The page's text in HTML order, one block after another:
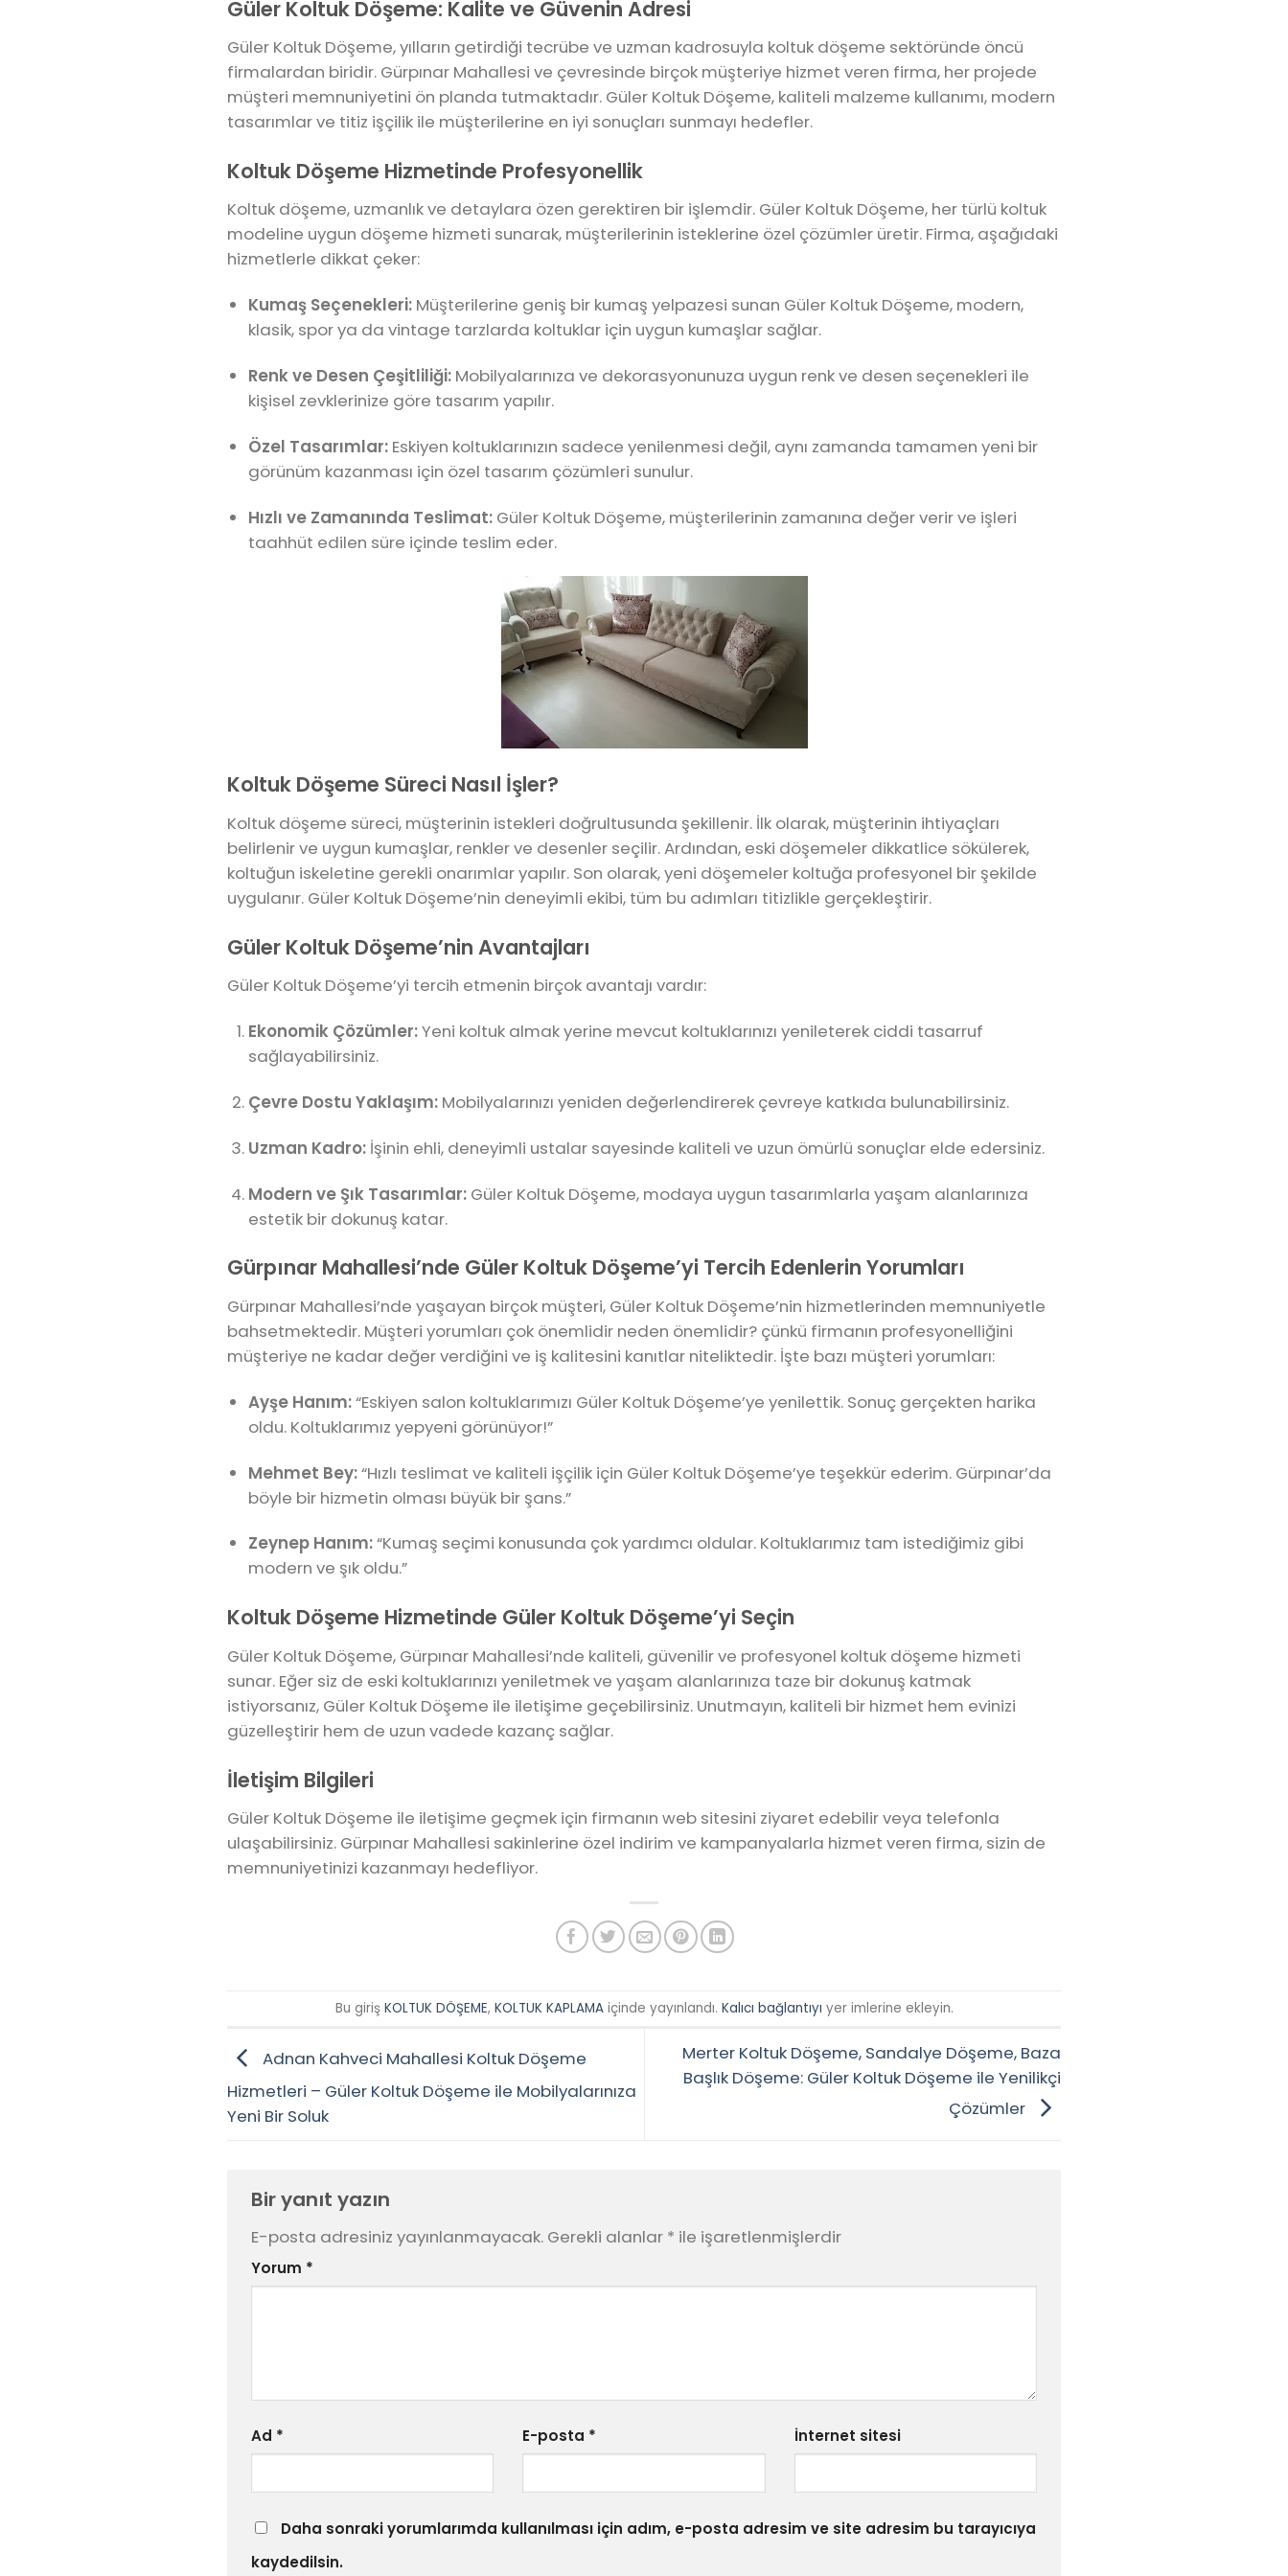
Güler Koltuk Döşeme: Kalite ve Güvenin Adresi
Güler Koltuk Döşeme, yılların getirdiği tecrübe ve uzman kadrosuyla koltuk döşeme sektöründe öncü
firmalardan biridir. Gürpınar Mahallesi ve çevresinde birçok müşteriye hizmet veren firma, her projede
müşteri memnuniyetini ön planda tutmaktadır. Güler Koltuk Döşeme, kaliteli malzeme kullanımı, modern
tasarımlar ve titiz işçilik ile müşterilerine en iyi sonuçları sunmayı hedefler.
Koltuk Döşeme Hizmetinde Profesyonellik
Koltuk döşeme, uzmanlık ve detaylara özen gerektiren bir işlemdir. Güler Koltuk Döşeme, her türlü koltuk
modeline uygun döşeme hizmeti sunarak, müşterilerinin isteklerine özel çözümler üretir. Firma, aşağıdaki
hizmetlerle dikkat çeker:
Kumaş Seçenekleri:Müşterilerine geniş bir kumaş yelpazesi sunan Güler Koltuk Döşeme, modern,
klasik, spor ya da vintage tarzlarda koltuklar için uygun kumaşlar sağlar.
Renk ve Desen Çeşitliliği:Mobilyalarınıza ve dekorasyonunuza uygun renk ve desen seçenekleri ile
kişisel zevklerinize göre tasarım yapılır.
Özel Tasarımlar:Eskiyen koltuklarınızın sadece yenilenmesi değil, aynı zamanda tamamen yeni bir
görünüm kazanması için özel tasarım çözümleri sunulur.
Hızlı ve Zamanında Teslimat:Güler Koltuk Döşeme, müşterilerinin zamanına değer verir ve işleri
taahhüt edilen süre içinde teslim eder.
Koltuk Döşeme Süreci Nasıl İşler?
Koltuk döşeme süreci, müşterinin istekleri doğrultusunda şekillenir. İlk olarak, müşterinin ihtiyaçları
belirlenir ve uygun kumaşlar, renkler ve desenler seçilir. Ardından, eski döşemeler dikkatlice sökülerek,
koltuğun iskeletine gerekli onarımlar yapılır. Son olarak, yeni döşemeler koltuğa profesyonel bir şekilde
uygulanır. Güler Koltuk Döşeme’nin deneyimli ekibi, tüm bu adımları titizlikle gerçekleştirir.
Güler Koltuk Döşeme’nin Avantajları
Güler Koltuk Döşeme’yi tercih etmenin birçok avantajı vardır:
Ekonomik Çözümler:Yeni koltuk almak yerine mevcut koltuklarınızı yenileterek ciddi tasarruf
sağlayabilirsiniz.
Çevre Dostu Yaklaşım:Mobilyalarınızı yeniden değerlendirerek çevreye katkıda bulunabilirsiniz.
Uzman Kadro:İşinin ehli, deneyimli ustalar sayesinde kaliteli ve uzun ömürlü sonuçlar elde edersiniz.
Modern ve Şık Tasarımlar:Güler Koltuk Döşeme, modaya uygun tasarımlarla yaşam alanlarınıza
estetik bir dokunuş katar.
Gürpınar Mahallesi’nde Güler Koltuk Döşeme’yi Tercih Edenlerin Yorumları
Gürpınar Mahallesi’nde yaşayan birçok müşteri, Güler Koltuk Döşeme’nin hizmetlerinden memnuniyetle
bahsetmektedir. Müşteri yorumları çok önemlidir neden önemlidir? çünkü firmanın profesyonelliğini
müşteriye ne kadar değer verdiğini ve iş kalitesini kanıtlar niteliktedir. İşte bazı müşteri yorumları:
Ayşe Hanım:“Eskiyen salon koltuklarımızı Güler Koltuk Döşeme’ye yenilettik. Sonuç gerçekten harika
oldu. Koltuklarımız yepyeni görünüyor!”
Mehmet Bey:“Hızlı teslimat ve kaliteli işçilik için Güler Koltuk Döşeme’ye teşekkür ederim. Gürpınar’da
böyle bir hizmetin olması büyük bir şans.”
Zeynep Hanım:“Kumaş seçimi konusunda çok yardımcı oldular. Koltuklarımız tam istediğimiz gibi
modern ve şık oldu.”
Koltuk Döşeme Hizmetinde Güler Koltuk Döşeme’yi Seçin
Güler Koltuk Döşeme, Gürpınar Mahallesi’nde kaliteli, güvenilir ve profesyonel koltuk döşeme hizmeti
sunar. Eğer siz de eski koltuklarınızı yeniletmek ve yaşam alanlarınıza taze bir dokunuş katmak
istiyorsanız, Güler Koltuk Döşeme ile iletişime geçebilirsiniz. Unutmayın, kaliteli bir hizmet hem evinizi
güzelleştirir hem de uzun vadede kazanç sağlar.
İletişim Bilgileri
Güler Koltuk Döşeme ile iletişime geçmek için firmanın web sitesini ziyaret edebilir veya telefonla
ulaşabilirsiniz. Gürpınar Mahallesi sakinlerine özel indirim ve kampanyalarla hizmet veren firma, sizin de
memnuniyetinizi kazanmayı hedefliyor.
Bu giriş KOLTUK DÖŞEME, KOLTUK KAPLAMAiçinde yayınlandı. Kalıcı bağlantıyı yer imlerine ekleyin.
Adnan Kahveci Mahallesi Koltuk Döşeme
Hizmetleri – Güler Koltuk Döşeme ile Mobilyalarınıza
Yeni Bir Soluk
Merter Koltuk Döşeme, Sandalye Döşeme, Baza
Başlık Döşeme: Güler Koltuk Döşeme ile Yenilikçi
Çözümler
Bir yanıt yazın
E-posta adresiniz yayınlanmayacak. Gerekli alanlar * ile işaretlenmişlerdir
Yorum *
Ad * E-posta * İnternet sitesi
Daha sonraki yorumlarımda kullanılması için adım, e-posta adresim ve site adresim bu tarayıcıya
kaydedilsin.